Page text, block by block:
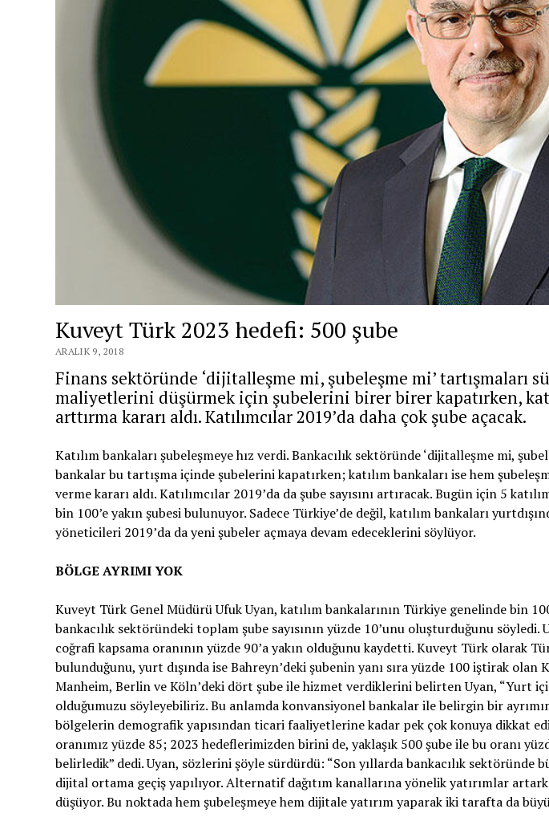
Kuveyt Türk 2023 hedefi: 500 şube
ARALIK 9, 2018
Finans sektöründe ‘dijitalleşme mi, şubeleşme mi’ tartışmaları
maliyetlerini düşürmek için şubelerini birer birer kapatırken,
arttırma kararı aldı. Katılımcılar 2019’da daha çok şube açacak.
Katılımbankaları şubeleşmeye hız verdi. Bankacılık sektöründe ‘dijitalleşme mi,
bankalar bu tartışma içinde şubelerini kapatırken; katılım bankaları ise hem
verme kararı aldı. Katılımcılar 2019’da da şube sayısını artıracak. Bugün için 5
bin 100’e yakın şubesi bulunuyor. Sadece Türkiye’de değil, katılım bankaları
yöneticileri 2019’da da yeni şubeler açmaya devam edeceklerini söylüyor.
BÖLGE AYRIMI YOK
Kuveyt Türk Genel Müdürü Ufuk Uyan, katılım bankalarının Türkiye genelinde bin
bankacılık sektöründeki toplam şube sayısının yüzde 10’unu oluşturduğunu söyledi.
coğrafi kapsama oranının yüzde 90’a yakın olduğunu kaydetti. Kuveyt Türk olarak
bulunduğunu, yurt dışında ise Bahreyn’deki şubenin yanı sıra yüzde 100 iştirak
Manheim, Berlin ve Köln’deki dört şube ile hizmet verdiklerini belirten Uyan, “Yurt
olduğumuzu söyleyebiliriz. Bu anlamda konvansiyonel bankalar ile belirgin bir
bölgelerin demografik yapısından ticari faaliyetlerine kadar pek çok konuya dikkat
oranımız yüzde 85; 2023 hedeflerimizden birini de, yaklaşık 500 şube ile bu oranı
belirledik” dedi. Uyan, sözlerini şöyle sürdürdü: “Son yıllarda bankacılık sektöründe
dijital ortama geçiş yapılıyor. Alternatif dağıtım kanallarına yönelik yatırımlar
düşüyor. Bu noktada hem şubeleşmeye hem dijitale yatırım yaparak iki tarafta da